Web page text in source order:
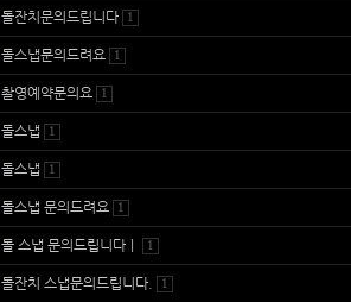
돌잔치문의드립니다 1
돌스냅문의드려요 1
촬영예약문의요 1
돌스냅 1
돌스냅 1
돌스냅 문의드려요 1
돌 스냅 문의드립니다ㅣ 1
돌잔치 스냅문의드립니다. 1